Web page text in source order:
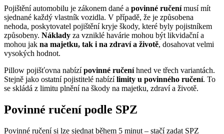
Pojištění automobilu je zákonem dané a povinné ručenímusí mít
sjednané každý vlastník vozidla. V případě, že je způsobena
nehoda, poskytovatel pojištění kryje škody, které byly pojistníkem
způsobeny. Náklady za vzniklé havárie mohou být likvidační a
mohou jak na majetku, tak i na zdraví a životě, dosahovat velmi
vysokých hodnot.
Pillow pojišťovna nabízípovinné ručeníhned ve třech variantách.
Stejně jako ostatní pojistitelé nabízílimity u povinného ručení. To
se skládá z limitu plnění na škody na majetku, zdraví a životě.
Povinné ručení podle SPZ
Povinné ručení si lze sjednat během 5 minut – stačí zadat SPZ